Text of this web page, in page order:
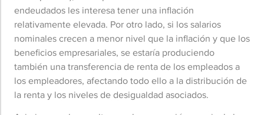
endeudados les interesa tener una inflación
relativamente elevada. Por otro lado, si los salarios
nominales crecen a menor nivel que la inflación y que los
beneficios empresariales, se estaría produciendo
también una transferencia de renta de los empleados a
los empleadores, afectando todo ello a la distribución de
la renta y los niveles de desigualdad asociados.